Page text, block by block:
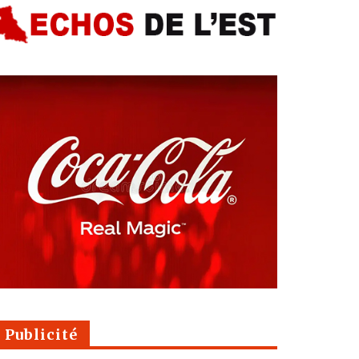
Publicité